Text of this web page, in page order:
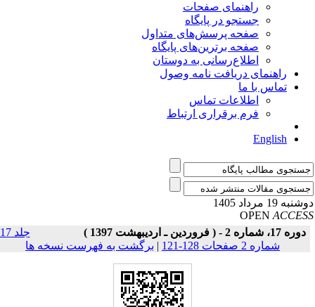
راهنمای صفحات
جستجو در پایگاه
صفحه پرسش‌های متداول
صفحه برترین‌های پایگاه
اطلاع‌رسانی به دوستان
راهنمای دریافت نامه وصول
تماس با ما
اطلاعات تماس
فرم برقراری ارتباط
English
19 مرداد 1405
OPEN
دوره 17، شماره 2 - ( فروردین ـ اردیبهشت 1397 )
جلد 17
شماره 2 صفحات 128-121
| برگشت به فهرست نسخه ها